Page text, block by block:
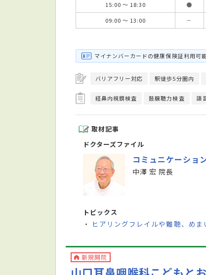
15:00 ～ 18:30
●
09:00 ～ 13:00
－
マイナンバーカードの健康保険証利用可
バリアフリー対応 駅徒歩5分圏内
経鼻内視鏡検査 鼓膜聴力検査 語
取材記事
ドクターズファイル
コミュニケーショ
中澤 宏 院長
トピックス
・
ヒアリングフレイルや難聴、め
新規開院